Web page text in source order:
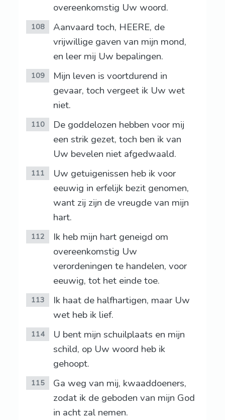
overeenkomstig Uw woord.
108
Aanvaard toch, HEERE, de
vrijwillige gaven van mijn mond,
en leer mij Uw bepalingen.
109
Mijn leven is voortdurend in
gevaar, toch vergeet ik Uw wet
niet.
110
De goddelozen hebben voor mij
een strik gezet, toch ben ik van
Uw bevelen niet afgedwaald.
111
Uw getuigenissen heb ik voor
eeuwig in erfelijk bezit genomen,
want zij zijn de vreugde van mijn
hart.
112
Ik heb mijn hart geneigd om
overeenkomstig Uw
verordeningen te handelen, voor
eeuwig, tot het einde toe.
113
Ik haat de halfhartigen, maar Uw
wet heb ik lief.
114
U bent mijn schuilplaats en mijn
schild, op Uw woord heb ik
gehoopt.
115
Ga weg van mij, kwaaddoeners,
zodat ik de geboden van mijn God
in acht zal nemen.